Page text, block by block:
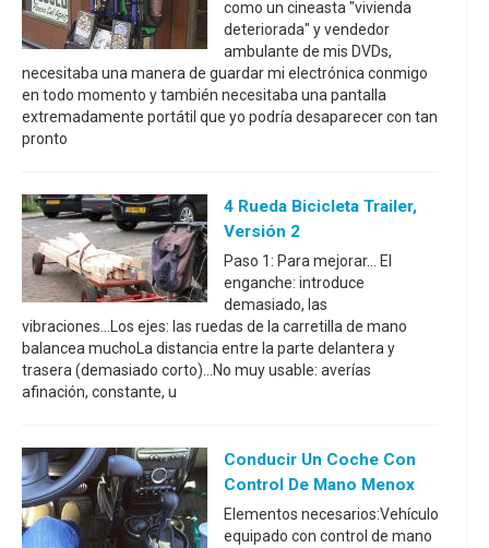
como un cineasta "vivienda
deteriorada" y vendedor
ambulante de mis DVDs,
necesitaba una manera de guardar mi electrónica conmigo
en todo momento y también necesitaba una pantalla
extremadamente portátil que yo podría desaparecer con tan
pronto
4 Rueda Bicicleta Trailer,
Versión 2
Paso 1: Para mejorar... El
enganche: introduce
demasiado, las
vibraciones...Los ejes: las ruedas de la carretilla de mano
balancea muchoLa distancia entre la parte delantera y
trasera (demasiado corto)...No muy usable: averías
afinación, constante, u
Conducir Un Coche Con
Control De Mano Menox
Elementos necesarios:Vehículo
equipado con control de mano